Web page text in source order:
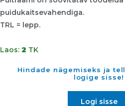
puidukaitsevahendiga.
TRL = lepp.
Laos:2 TK
Hindade nägemiseks ja
logige sisse!
Logi sisse